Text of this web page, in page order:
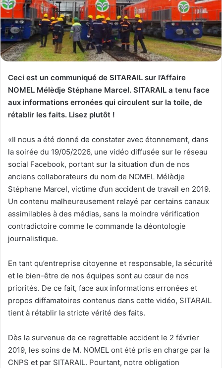
Ceci est un communiqué de SITARAIL sur l’Affaire
NOMEL Mélèdje Stéphane Marcel. SITARAIL a tenu face
aux informations erronées qui circulent sur la toile, de
rétablir les faits. Lisez plutôt !
«Il nous a été donné de constater avec étonnement, dans
la soirée du 19/05/2026, une vidéo diffusée sur le réseau
social Facebook, portant sur la situation d’un de nos
anciens collaborateurs du nom de NOMEL Mélèdje
Stéphane Marcel, victime d’un accident de travail en 2019.
Un contenu malheureusement relayé par certains canaux
assimilables à des médias, sans la moindre vérification
contradictoire comme le commande la déontologie
journalistique.
En tant qu’entreprise citoyenne et responsable, la sécurité
et le bien-être de nos équipes sont au cœur de nos
priorités. De ce fait, face aux informations erronées et
propos diffamatoires contenus dans cette vidéo, SITARAIL
tient à rétablir la stricte vérité des faits.
Dès la survenue de ce regrettable accident le 2 février
2019, les soins de M. NOMEL ont été pris en charge par la
CNPS et par SITARAIL. Pourtant, notre obligation